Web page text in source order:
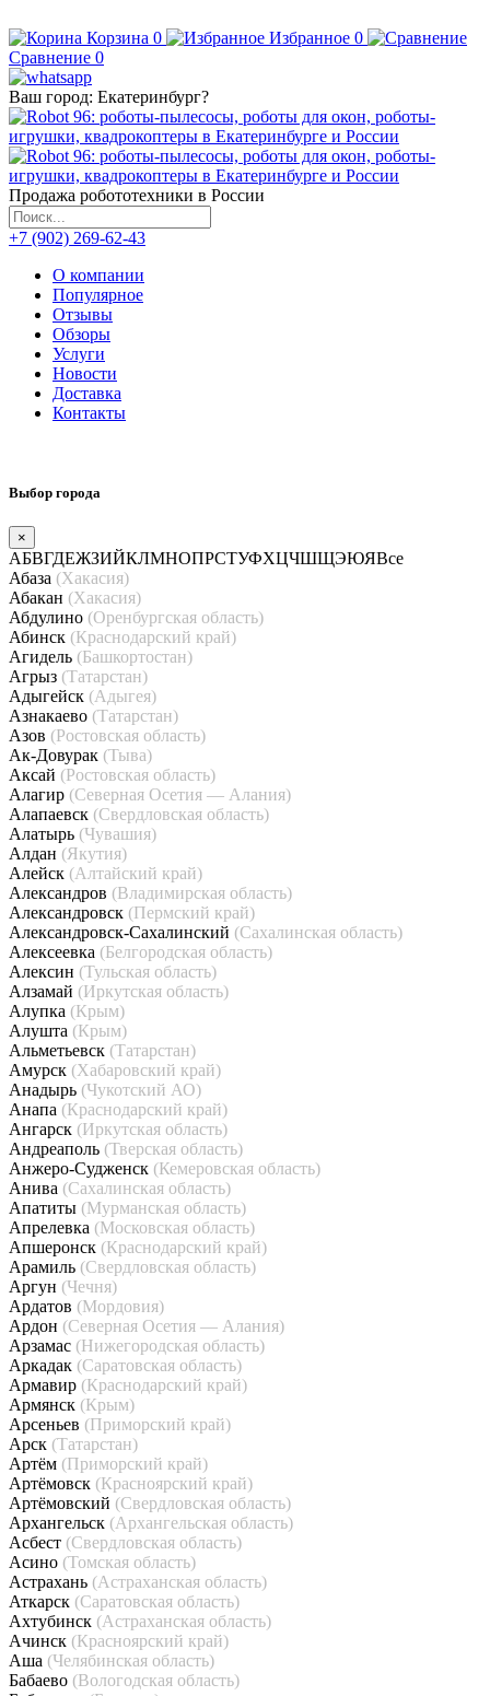
Корзина 0 Избранное 0
Сравнение 0
Ваш город: Екатеринбург?
Продажа робототехники в России
+7 (902) 269-62-43
О компании
Популярное
Отзывы
Обзоры
Услуги
Новости
Доставка
Контакты
Выбор города
×
АБВГДЕЖЗИЙКЛМНОПРСТУФХЦЧШЩЭЮЯВсе
Абаза (Хакасия)
Абакан (Хакасия)
Абдулино (Оренбургская область)
Абинск (Краснодарский край)
Агидель (Башкортостан)
Агрыз (Татарстан)
Адыгейск (Адыгея)
Азнакаево (Татарстан)
Азов (Ростовская область)
Ак-Довурак (Тыва)
Аксай (Ростовская область)
Алагир (Северная Осетия — Алания)
Алапаевск (Свердловская область)
Алатырь (Чувашия)
Алдан (Якутия)
Алейск (Алтайский край)
Александров (Владимирская область)
Александровск (Пермский край)
Александровск-Сахалинский (Сахалинская область)
Алексеевка (Белгородская область)
Алексин (Тульская область)
Алзамай (Иркутская область)
Алупка (Крым)
Алушта (Крым)
Альметьевск (Татарстан)
Амурск (Хабаровский край)
Анадырь (Чукотский АО)
Анапа (Краснодарский край)
Ангарск (Иркутская область)
Андреаполь (Тверская область)
Анжеро-Судженск (Кемеровская область)
Анива (Сахалинская область)
Апатиты (Мурманская область)
Апрелевка (Московская область)
Апшеронск (Краснодарский край)
Арамиль (Свердловская область)
Аргун (Чечня)
Ардатов (Мордовия)
Ардон (Северная Осетия — Алания)
Арзамас (Нижегородская область)
Аркадак (Саратовская область)
Армавир (Краснодарский край)
Армянск (Крым)
Арсеньев (Приморский край)
Арск (Татарстан)
Артём (Приморский край)
Артёмовск (Красноярский край)
Артёмовский (Свердловская область)
Архангельск (Архангельская область)
Асбест (Свердловская область)
Асино (Томская область)
Астрахань (Астраханская область)
Аткарск (Саратовская область)
Ахтубинск (Астраханская область)
Ачинск (Красноярский край)
Аша (Челябинская область)
Бабаево (Вологодская область)